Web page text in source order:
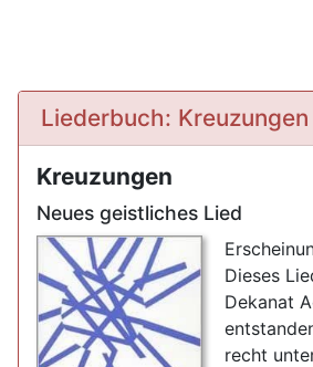
Liederbuch: Kreuzungen
Kreuzungen
Neues geistliches Lied
Dieses
Dekanat
recht